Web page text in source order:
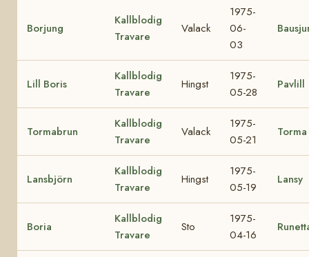
Borjung
Kallblodig
Travare
Valack
1975-
06-
03
Lill Boris
Kallblodig
Travare
Hingst
1975-
05-28
Pavlill
Tormabrun
Kallblodig
Travare
Valack
1975-
05-21
Torma
Lansbjörn
Kallblodig
Travare
Hingst
1975-
05-19
Lansy
Boria
Kallblodig
Travare
Sto
1975-
04-16